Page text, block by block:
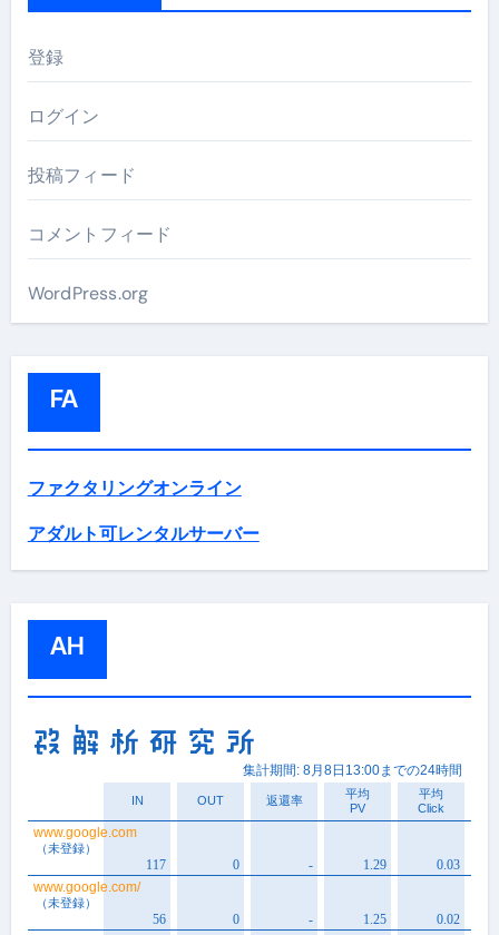
登録
ログイン
投稿フィード
コメントフィード
WordPress.org
FA
ファクタリングオンライン
アダルト可レンタルサーバー
AH